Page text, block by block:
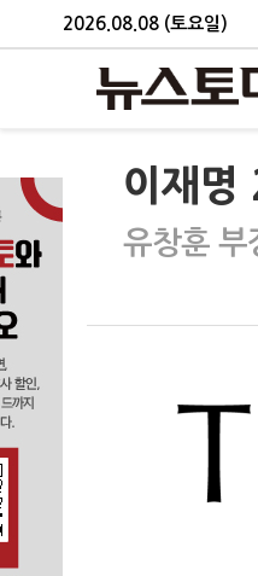
2026.08.08 (토요일)
이재명
유창훈 부